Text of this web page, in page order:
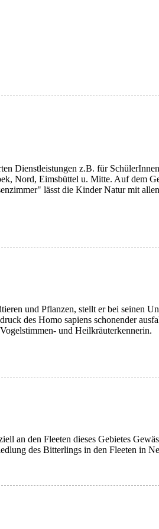
Dienstleistungen z.B. für
Nord, Eimsbüttel u. Mitte. Auf dem
lässt die Kinder Natur mit
und Pflanzen, stellt er bei seinen
des Homo sapiens schonender
und Heilkräuterkennerin.
an den Fleeten dieses Gebietes
des Bitterlings in den Fleeten in